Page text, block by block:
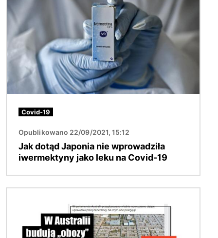
Covid-19
Opublikowano 22/09/2021, 15:12
Jak dotąd Japonia nie wprowadziła
iwermektyny jako leku na Covid-19